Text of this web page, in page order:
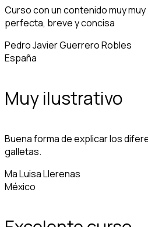
Curso con un contenido muy
perfecta, breve y concisa
Pedro Javier Guerrero Robles
España
Muy ilustrativo
Buena forma de explicar los
galletas.
Ma Luisa Llerenas
México